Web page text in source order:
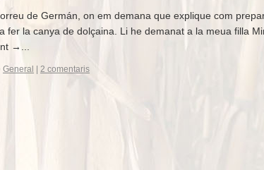
de Germán, on em demana que explique com
fer la canya de dolçaina. Li he demanat a la meua filla
→...
General 2 comentaris